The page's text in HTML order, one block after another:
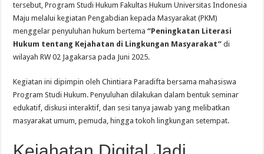
tersebut, Program Studi Hukum Fakultas Hukum Universitas Indonesia
Maju melalui kegiatan Pengabdian kepada Masyarakat (PKM)
menggelar penyuluhan hukum bertema“Peningkatan Literasi
Hukum tentang Kejahatan di Lingkungan Masyarakat” di
wilayah RW 02 Jagakarsa pada Juni 2025.
Kegiatan ini dipimpin oleh Chintiara Paradifta bersama mahasiswa
Program Studi Hukum. Penyuluhan dilakukan dalam bentuk seminar
edukatif, diskusi interaktif, dan sesi tanya jawab yang melibatkan
masyarakat umum, pemuda, hingga tokoh lingkungan setempat.